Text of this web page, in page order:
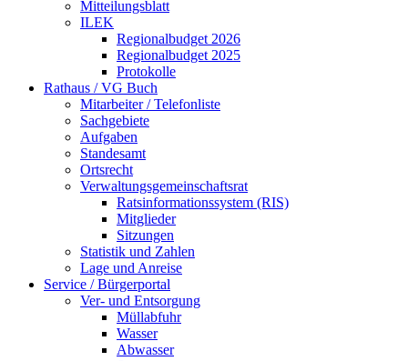
Mitteilungsblatt
ILEK
Regionalbudget 2026
Regionalbudget 2025
Protokolle
Rathaus / VG Buch
Mitarbeiter / Telefonliste
Sachgebiete
Aufgaben
Standesamt
Ortsrecht
Verwaltungsgemeinschaftsrat
Ratsinformationssystem (RIS)
Mitglieder
Sitzungen
Statistik und Zahlen
Lage und Anreise
Service / Bürgerportal
Ver- und Entsorgung
Müllabfuhr
Wasser
Abwasser